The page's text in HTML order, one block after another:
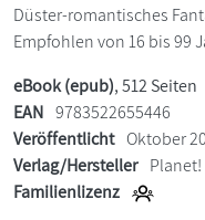
Düster-romantisches
Empfohlen von 16 bis 99
eBook (epub), 512 Seiten
EAN 9783522655446
Veröffentlicht Oktober
Verlag/Hersteller Planet!
Familienlizenz